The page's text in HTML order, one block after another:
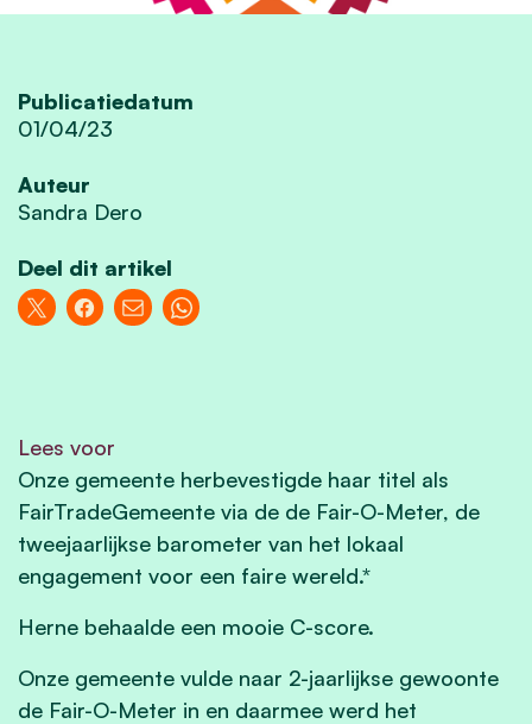
Publicatiedatum
01/04/23
Auteur
Sandra Dero
Deel dit artikel
Lees voor
Onze gemeente herbevestigde haar titel als
FairTradeGemeente via de de Fair-O-Meter, de
tweejaarlijkse barometer van het lokaal
engagement voor een faire wereld.*
Herne behaalde een mooie C-score.
Onze gemeente vulde naar 2-jaarlijkse gewoonte
de Fair-O-Meter in en daarmee werd het